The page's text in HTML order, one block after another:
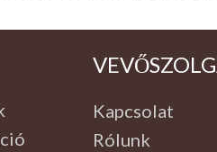
Kapcsolat
Rólunk